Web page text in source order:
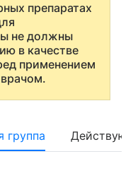
препаратах
не должны
в качестве
применением
группа